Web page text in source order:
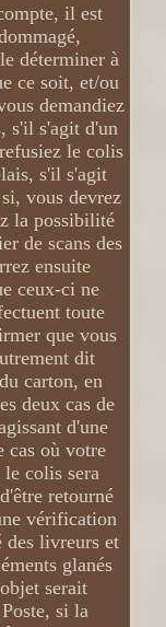
il est
déterminer à
ce soit, et/ou
demandiez
s'il s'agit d'un
le colis
s'il s'agit
vous devrez
la possibilité
de scans des
ensuite
ceux-ci ne
toute
que vous
dit
carton, en
deux cas de
d'une
cas où votre
colis sera
retourné
vérification
des livreurs et
glanés
serait
si la